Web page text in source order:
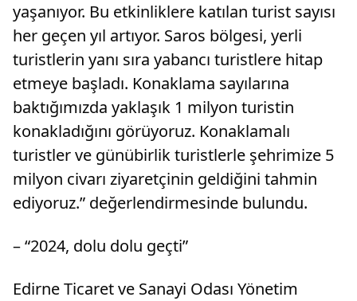
yaşanıyor. Bu etkinliklere katılan turist sayısı
her geçen yıl artıyor. Saros bölgesi, yerli
turistlerin yanı sıra yabancı turistlere hitap
etmeye başladı. Konaklama sayılarına
baktığımızda yaklaşık 1 milyon turistin
konakladığını görüyoruz. Konaklamalı
turistler ve günübirlik turistlerle şehrimize 5
milyon civarı ziyaretçinin geldiğini tahmin
ediyoruz.” değerlendirmesinde bulundu.
– “2024, dolu dolu geçti”
Edirne Ticaret ve Sanayi Odası Yönetim